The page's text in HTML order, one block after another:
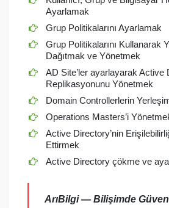
Ayarlamak
Grup Politikalarını Ayarlamak
Grup Politikalarını Kullanarak
Dağıtmak ve Yönetmek
AD Site’ler ayarlayarak Active
Replikasyonunu Yönetmek
Domain Controllerlerin
Operations Masters’i
Active Directory’nin
Ettirmek
Active Directory çökme ve
ArıBilgi — Bilişimde